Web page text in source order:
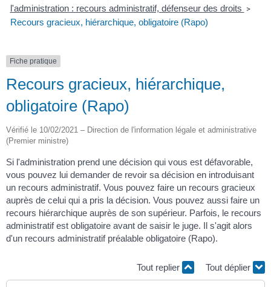
l'administration : recours administratif, défenseur des droits >
Recours gracieux, hiérarchique, obligatoire (Rapo)
Fiche pratique
Recours gracieux, hiérarchique,
obligatoire (Rapo)
Vérifié le 10/02/2021 – Direction de l'information légale et administrative
(Premier ministre)
Si l'administration prend une décision qui vous est défavorable,
vous pouvez lui demander de revoir sa décision en introduisant
un recours administratif. Vous pouvez faire un recours gracieux
auprès de celui qui a pris la décision. Vous pouvez aussi faire un
recours hiérarchique auprès de son supérieur. Parfois, le recours
administratif est obligatoire avant de saisir le juge. Il s'agit alors
d'un recours administratif préalable obligatoire (Rapo).
Tout replier Tout déplier